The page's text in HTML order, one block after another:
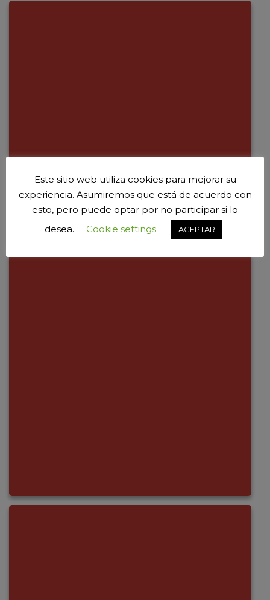
Este sitio web utiliza cookies para mejorar su
experiencia. Asumiremos que está de acuerdo con
esto, pero puede optar por no participar si lo
desea.
Cookie settings ACEPTAR